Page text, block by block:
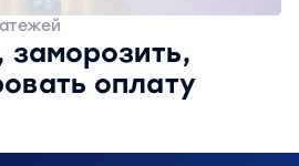
заморозить,
оплату